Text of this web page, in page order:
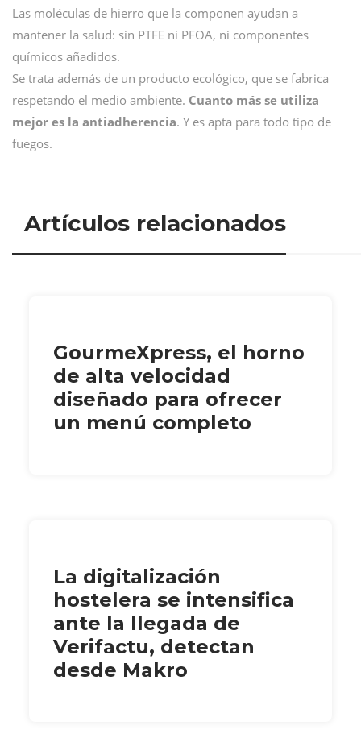
Las moléculas de hierro que la componen ayudan a
mantener la salud: sin PTFE ni PFOA, ni componentes
químicos añadidos.
Se trata además de un producto ecológico, que se fabrica
respetando el medio ambiente. Cuanto más se utiliza
mejor es la antiadherencia. Y es apta para todo tipo de
fuegos.
Artículos relacionados
GourmeXpress, el horno
de alta velocidad
diseñado para ofrecer
un menú completo
La digitalización
hostelera se intensifica
ante la llegada de
Verifactu, detectan
desde Makro